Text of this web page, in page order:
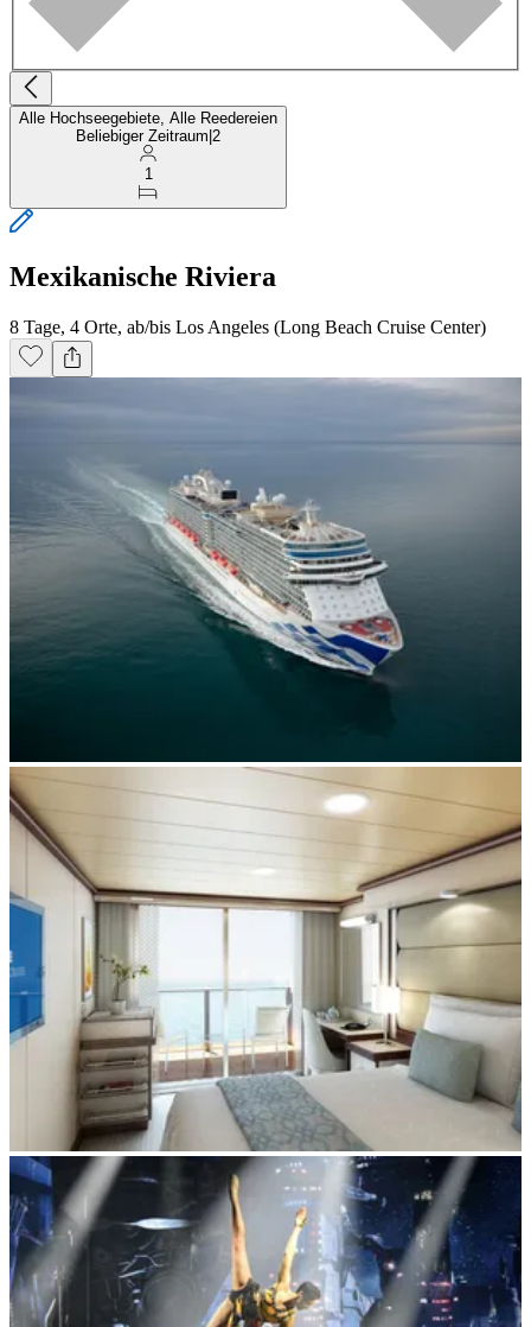
Alle Hochseegebiete, Alle Reedereien
Beliebiger Zeitraum 2
1
Mexikanische Riviera
8 Tage, 4 Orte, ab/bis Los Angeles (Long Beach Cruise Center)